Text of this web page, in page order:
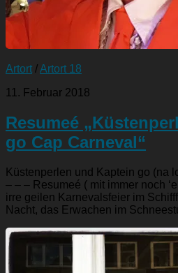
Artort /Artort 18
11. Februar 2018
Resumeé
go Cap Carneval“
Küstenperlen und Kaptein go (na
– – – Resumeé ( mit immer noch
irre geilen Karnevalsfeier im
Nacht, das Erwachen im